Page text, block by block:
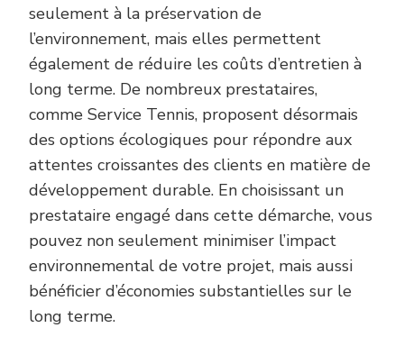
seulement à la préservation de
l’environnement, mais elles permettent
également de réduire les coûts d’entretien à
long terme. De nombreux prestataires,
comme Service Tennis, proposent désormais
des options écologiques pour répondre aux
attentes croissantes des clients en matière de
développement durable. En choisissant un
prestataire engagé dans cette démarche, vous
pouvez non seulement minimiser l’impact
environnemental de votre projet, mais aussi
bénéficier d’économies substantielles sur le
long terme.